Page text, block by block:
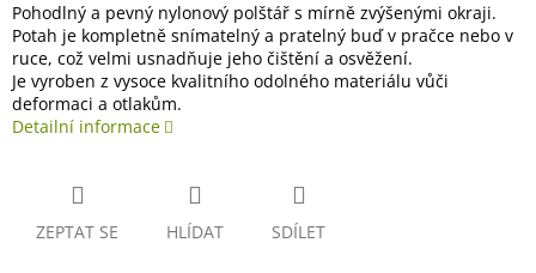
Pohodlný a pevný nylonový polštář s mírně zvýšenými okraji.
Potah je kompletně snímatelný a pratelný buď v pračce nebo v
ruce, což velmi usnadňuje jeho čištění a osvěžení.
Je vyroben z vysoce kvalitního odolného materiálu vůči
deformaci a otlakům.
Detailní informace
ZEPTAT SE HLÍDAT SDÍLET